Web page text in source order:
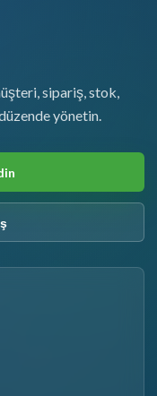
sipariş, stok,
yönetin.